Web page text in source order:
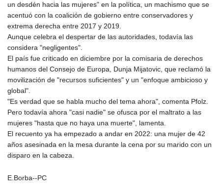
un desdén hacia las mujeres" en la política, un machismo que se
acentuó con la coalición de gobierno entre conservadores y
extrema derecha entre 2017 y 2019.
Aunque celebra el despertar de las autoridades, todavía las
considera "negligentes".
El país fue criticado en diciembre por la comisaria de derechos
humanos del Consejo de Europa, Dunja Mijatovic, que reclamó la
movilización de "recursos suficientes" y un "enfoque ambicioso y
global".
"Es verdad que se habla mucho del tema ahora", comenta Pfolz.
Pero todavía ahora "casi nadie" se ofusca por el maltrato a las
mujeres "hasta que no haya una muerte", lamenta.
El recuento ya ha empezado a andar en 2022: una mujer de 42
años asesinada en la mesa durante la cena por su marido con un
disparo en la cabeza.
E.Borba--PC